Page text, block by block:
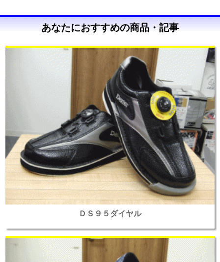
あなたにおすすめの商品・記事
ＤＳ９５ダイヤル